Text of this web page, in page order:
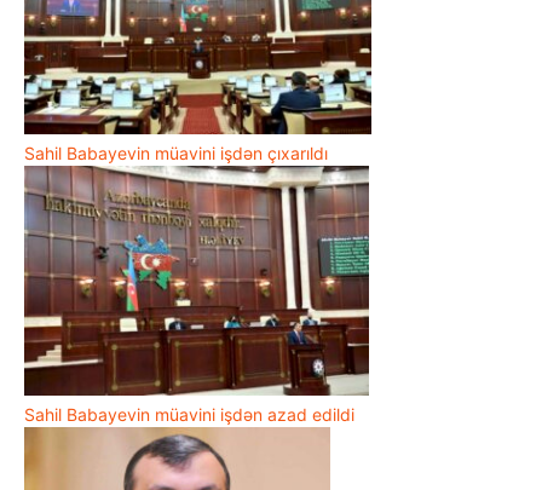
Sahil Babayevin müavini işdən çıxarıldı
Sahil Babayevin müavini işdən azad edildi